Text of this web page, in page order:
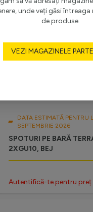
unde veți găsi
de produse.
VEZI MAGAZINELE
DATA ESTIMATĂ PENTRU
SEPTEMBRIE 2026
SPOTURI PE BARĂ
2XGU10, BEJ
Autentifică-te pentru preț